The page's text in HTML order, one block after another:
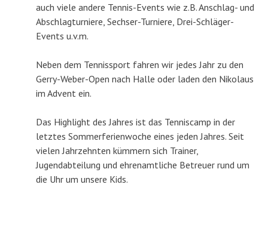
auch viele andere Tennis-Events wie z.B. Anschlag- und
Abschlagturniere, Sechser-Turniere, Drei-Schläger-
Events u.v.m.
Neben dem Tennissport fahren wir jedes Jahr zu den
Gerry-Weber-Open nach Halle oder laden den Nikolaus
im Advent ein.
Das Highlight des Jahres ist das Tenniscamp in der
letztes Sommerferienwoche eines jeden Jahres. Seit
vielen Jahrzehnten kümmern sich Trainer,
Jugendabteilung und ehrenamtliche Betreuer rund um
die Uhr um unsere Kids.